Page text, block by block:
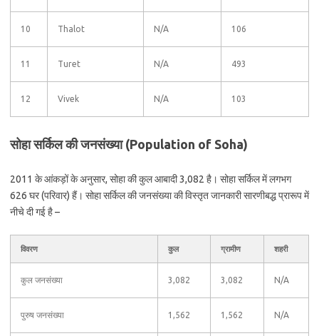
10 Thalot N/A 106
11 Turet N/A 493
12 Vivek N/A 103
सोहा सर्किल की जनसंख्या (Population of Soha)
2011 के आंकड़ों के अनुसार, सोहा की कुल आबादी 3,082 है। सोहा सर्किल में लगभग
626 घर (परिवार) हैं। सोहा सर्किल की जनसंख्या की विस्तृत जानकारी सारणीबद्ध प्रारूप में
नीचे दी गई है –
विवरण कुल ग्रामीण शहरी
कुल जनसंख्या 3,082 3,082 N/A
पुरुष जनसंख्या 1,562 1,562 N/A